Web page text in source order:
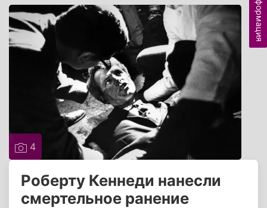
4
Роберту Кеннеди нанесли
смертельное ранение